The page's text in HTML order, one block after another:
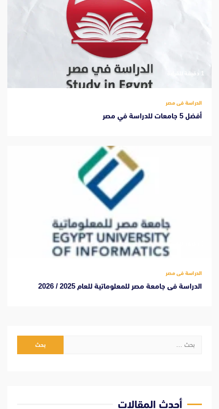
‫1 دقيقة للقراءة
الدراسة فى مصر
أفضل 5 جامعات للدراسة في مصر
الدراسة فى مصر
الدراسة فى جامعة مصر للمعلوماتية للعام 2025 / 2026
البحث
أحدث المقالات